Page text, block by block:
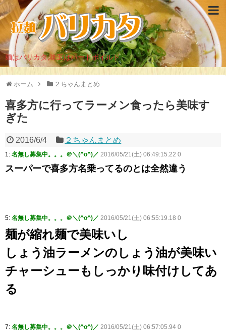
麺はバリカタ,味玉はハードボイルド
ホーム ２ちゃんまとめ
喜多方に行ってラーメン食ったら美味す
ぎた
2016/6/4 ２ちゃんまとめ
1: 名無し募集中。。。＠＼(^o^)／ 2016/05/21(土) 06:49:15.22 0
スーパーで喜多方名乗ってるのとは全然違う
5: 名無し募集中。。。＠＼(^o^)／ 2016/05/21(土) 06:55:19.18 0
麺が縮れ麺で美味いし
しょう油ラーメンのしょう油が美味い
チャーシューもしっかり味付けしてあ
る
7: 名無し募集中。。。＠＼(^o^)／ 2016/05/21(土) 06:57:05.94 0